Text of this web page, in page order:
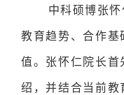
中科硕博张怀
教育趋势、合作基
值。张怀仁院长首
绍，并结合当前教